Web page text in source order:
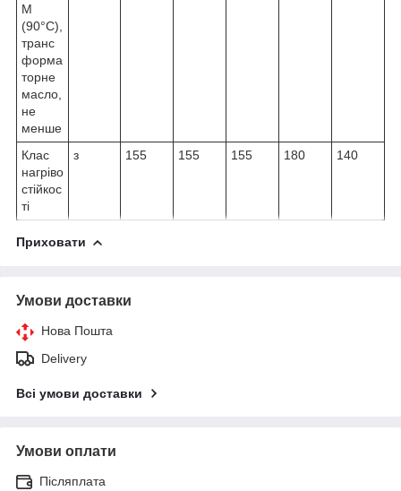
М
(90°С),
транс
форма
торне
масло,
не
менше
Клас
нагріво
стійкос
ті
з 155 155 155 180 140
Приховати
Умови доставки
Нова Пошта
Delivery
Всі умови доставки
Умови оплати
Післяплата